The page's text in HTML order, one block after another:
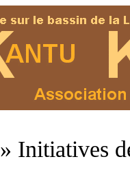
» Initiatives